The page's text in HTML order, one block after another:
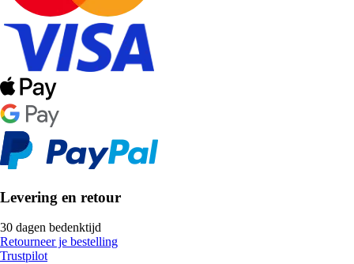
Levering en retour
30 dagen bedenktijd
Retourneer je bestelling
Trustpilot